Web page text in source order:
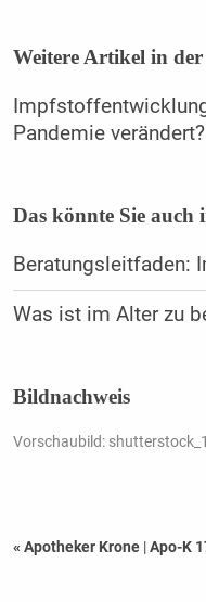
Weitere Artikel in
Pandemie verändert?
Das könnte Sie auch
Beratungsleitfaden:
Was ist im Alter zu
Bildnachweis
Vorschaubild:
« Apotheker Krone |Apo-K